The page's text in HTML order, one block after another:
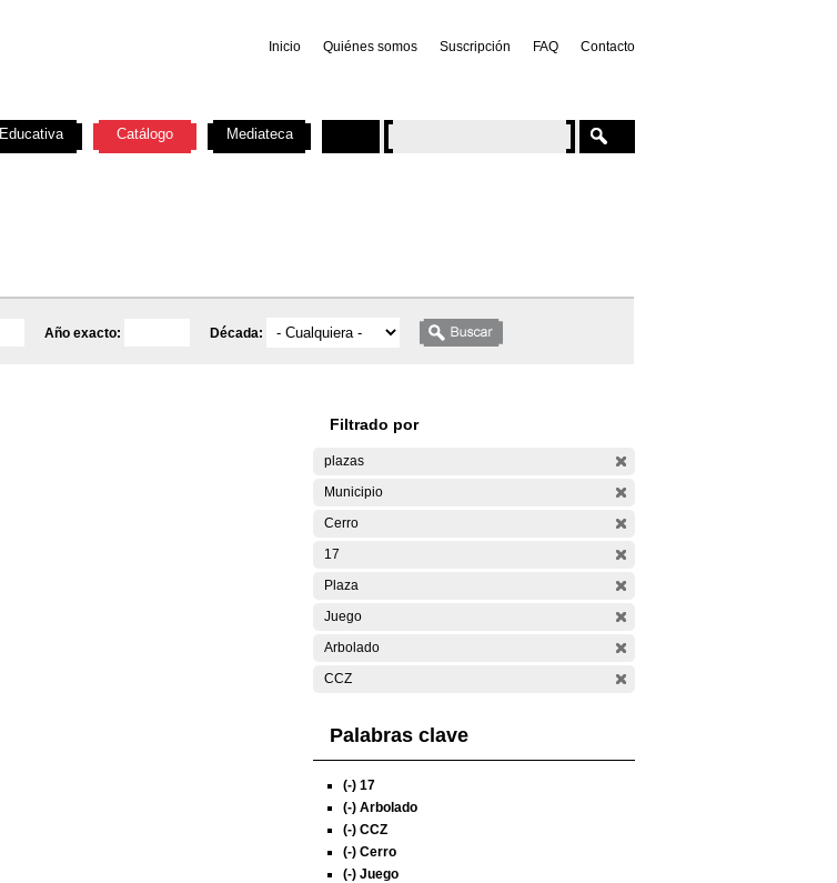
Inicio Quiénes somos Suscripción FAQ Contacto
Año exacto: Década:
Filtrado por
plazas
Municipio
Cerro
17
Plaza
Juego
Arbolado
CCZ
Palabras clave
(-) 17
(-) Arbolado
(-) CCZ
(-) Cerro
(-) Juego
Educativa Catálogo Mediateca